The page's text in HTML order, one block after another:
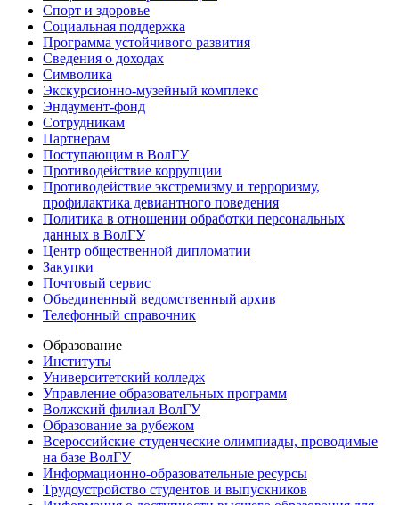
Спорт и здоровье
Социальная поддержка
Программа устойчивого развития
Сведения о доходах
Символика
Экскурсионно-музейный комплекс
Эндаумент-фонд
Сотрудникам
Партнерам
Поступающим в ВолГУ
Противодействие коррупции
Противодействие экстремизму и терроризму,
профилактика девиантного поведения
Политика в отношении обработки персональных
данных в ВолГУ
Центр общественной дипломатии
Закупки
Почтовый сервис
Объединенный ведомственный архив
Телефонный справочник
Образование
Институты
Университетский колледж
Управление образовательных программ
Волжский филиал ВолГУ
Образование за рубежом
Всероссийские студенческие олимпиады, проводимые
на базе ВолГУ
Информационно-образовательные ресурсы
Трудоустройство студентов и выпускников